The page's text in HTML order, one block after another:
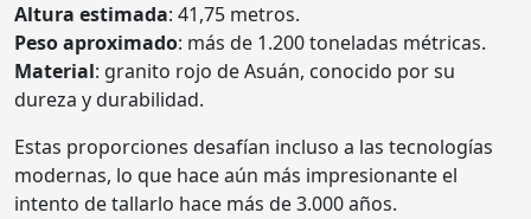
Altura estimada: 41,75 metros.
Peso aproximado: más de 1.200 toneladas métricas.
Material: granito rojo de Asuán, conocido por su
dureza y durabilidad.
Estas proporciones desafían incluso a las tecnologías
modernas, lo que hace aún más impresionante el
intento de tallarlo hace más de 3.000 años.